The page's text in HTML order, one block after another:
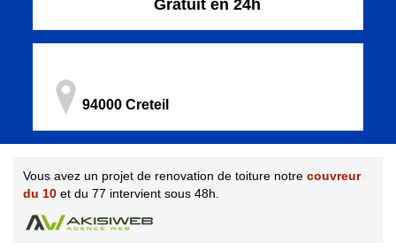
Gratuit en 24h
94000 Creteil
Vous avez un projet de renovation de toiture notre couvreur
du 10 et du 77 intervient sous 48h.